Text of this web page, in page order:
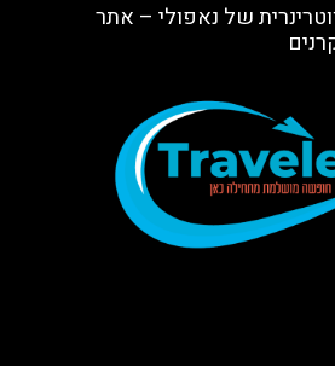
של נאפולי – אתר